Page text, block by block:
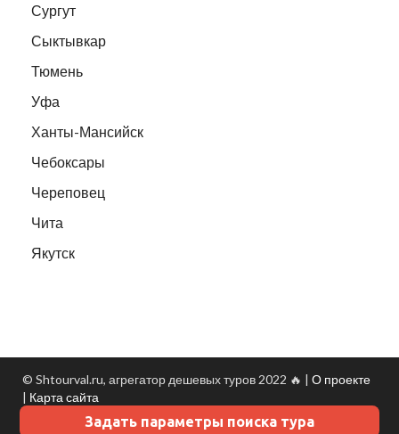
Сургут
Сыктывкар
Тюмень
Уфа
Ханты-Мансийск
Чебоксары
Череповец
Чита
Якутск
© Shtourval.ru, агрегатор дешевых туров 2022 🔥 | О проекте
| Карта сайта
Данные о погоде- Turtella
Задать параметры поиска тура